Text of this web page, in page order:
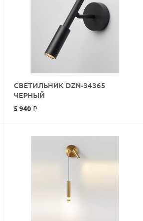
СВЕТИЛЬНИК DZN-34365
ЧЕРНЫЙ
5 940 ₽
КУПИТЬ